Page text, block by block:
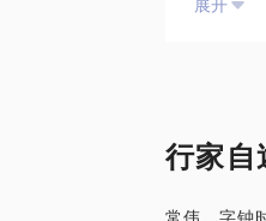
手表是
会副主
者，著
展开
行家自